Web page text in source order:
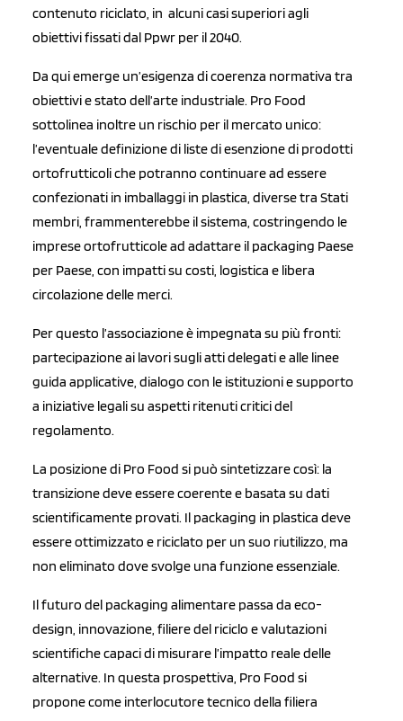
contenuto riciclato, in alcuni casi superiori agli
obiettivi fissati dal Ppwr per il 2040.
Da qui emerge un’esigenza di coerenza normativa tra
obiettivi e stato dell’arte industriale. Pro Food
sottolinea inoltre un rischio per il mercato unico:
l’eventuale definizione di liste di esenzione di prodotti
ortofrutticoli che potranno continuare ad essere
confezionati in imballaggi in plastica, diverse tra Stati
membri, frammenterebbe il sistema, costringendo le
imprese ortofrutticole ad adattare il packaging Paese
per Paese, con impatti su costi, logistica e libera
circolazione delle merci.
Per questo l’associazione è impegnata su più fronti:
partecipazione ai lavori sugli atti delegati e alle linee
guida applicative, dialogo con le istituzioni e supporto
a iniziative legali su aspetti ritenuti critici del
regolamento.
La posizione di Pro Food si può sintetizzare così: la
transizione deve essere coerente e basata su dati
scientificamente provati. Il packaging in plastica deve
essere ottimizzato e riciclato per un suo riutilizzo, ma
non eliminato dove svolge una funzione essenziale.
Il futuro del packaging alimentare passa da eco-
design, innovazione, filiere del riciclo e valutazioni
scientifiche capaci di misurare l’impatto reale delle
alternative. In questa prospettiva, Pro Food si
propone come interlocutore tecnico della filiera